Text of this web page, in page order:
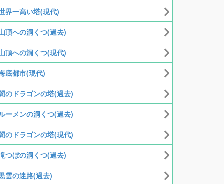
界一高い塔(現代)
頂への洞くつ(過去)
頂への洞くつ(現代)
底都市(現代)
のドラゴンの塔(過去)
ーメンの洞くつ(過去)
のドラゴンの塔(現代)
つぼの洞くつ(過去)
雲の迷路(過去)